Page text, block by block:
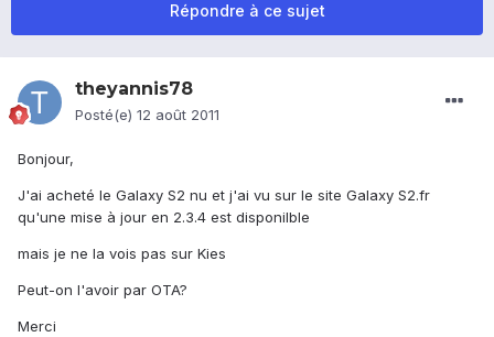
Répondre à ce sujet
theyannis78
Posté(e) 12 août 2011
Bonjour,
J'ai acheté le Galaxy S2 nu et j'ai vu sur le site Galaxy S2.fr
qu'une mise à jour en 2.3.4 est disponilble
mais je ne la vois pas sur Kies
Peut-on l'avoir par OTA?
Merci